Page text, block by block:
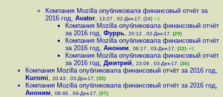
Компания Mozilla опубликовала финансовый отчёт за
2016 год, Avator, 13:27 , 02-Дек-17, (24) +1
Компания Mozilla опубликовала финансовый отчёт
за 2016 год, Фуррь, 20:12 , 02-Дек-17, (29)
Компания Mozilla опубликовала финансовый отчёт
за 2016 год, Аноним, 06:17 , 03-Дек-17, (32) +3
Компания Mozilla опубликовала финансовый отчёт
за 2016 год, Дмитрий, 23:09 , 03-Дек-17, (36)
Компания Mozilla опубликовала финансовый отчёт за 2016 год,
Kuromi, 20:43 , 03-Дек-17, (35)
Компания Mozilla опубликовала финансовый отчёт за 2016 год,
Аноним, 08:46 , 04-Дек-17, (37)